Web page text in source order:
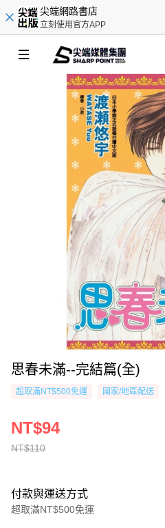
尖端網路書店
立刻使用官方APP
思春未滿--完結篇(全)
超取滿NT$500免運 國家/地區配送
NT$110
NT$94
付款與運送方式
超取滿NT$500免運